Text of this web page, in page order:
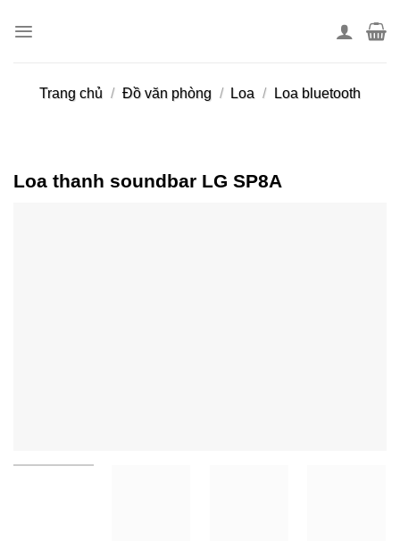
Trang chủ / Đồ văn phòng / Loa / Loa bluetooth
Loa thanh soundbar LG SP8A